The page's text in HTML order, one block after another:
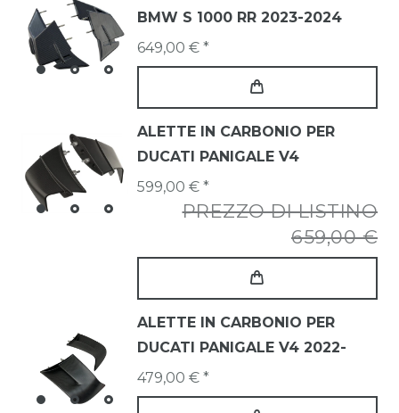
BMW S 1000 RR 2023-2024
649,00 € *
ALETTE IN CARBONIO PER
DUCATI PANIGALE V4
PREZZO DI LISTINO
659,00 €
599,00 € *
ALETTE IN CARBONIO PER
DUCATI PANIGALE V4 2022-
479,00 € *